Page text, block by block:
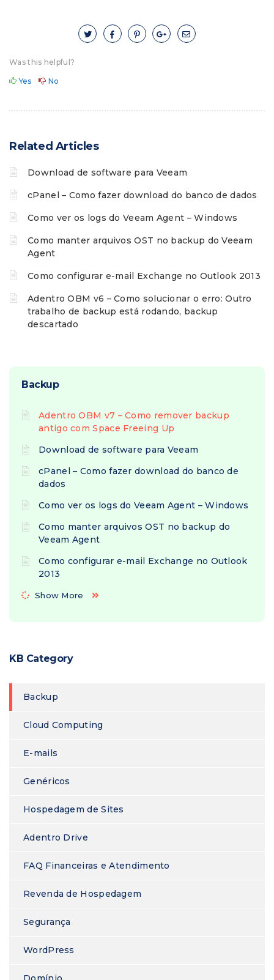
Was this helpful?
Yes No
Related Articles
Download de software para Veeam
cPanel – Como fazer download do banco de dados
Como ver os logs do Veeam Agent – Windows
Como manter arquivos OST no backup do Veeam
Agent
Como configurar e-mail Exchange no Outlook 2013
Adentro OBM v6 – Como solucionar o erro: Outro
trabalho de backup está rodando, backup
descartado
Backup
Adentro OBM v7 – Como remover backup
antigo com Space Freeing Up
Download de software para Veeam
cPanel – Como fazer download do banco de
dados
Como ver os logs do Veeam Agent – Windows
Como manter arquivos OST no backup do
Veeam Agent
Como configurar e-mail Exchange no Outlook
2013
Show More
KB Category
Backup
Cloud Computing
E-mails
Genéricos
Hospedagem de Sites
Adentro Drive
FAQ Financeiras e Atendimento
Revenda de Hospedagem
Segurança
WordPress